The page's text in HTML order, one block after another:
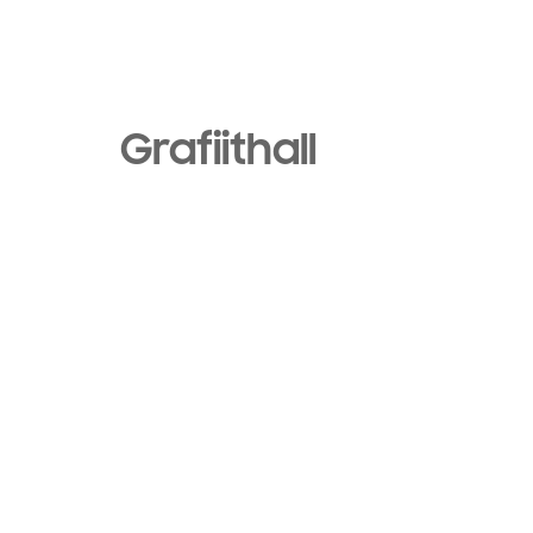
Grafiithall